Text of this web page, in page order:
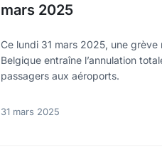
mars 2025
Ce lundi 31 mars 2025, une grève
Belgique entraîne l’annulation
passagers aux aéroports.
31 mars 2025